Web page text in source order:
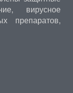
вирусное
препаратов,